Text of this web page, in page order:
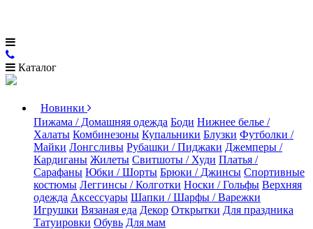
Каталог
Новинки
Пижама / Домашняя одежда Боди Нижнее белье /
Халаты Комбинезоны Купальники Блузки Футболки /
Майки Лонгсливы Рубашки / Пиджаки Джемперы /
Кардиганы Жилеты Свитшоты / Худи Платья /
Сарафаны Юбки / Шорты Брюки / Джинсы Спортивные
костюмы Леггинсы / Колготки Носки / Гольфы Верхняя
одежда Аксессуары Шапки / Шарфы / Варежки
Игрушки Вязаная еда Декор Открытки Для праздника
Татуировки Обувь Для мам